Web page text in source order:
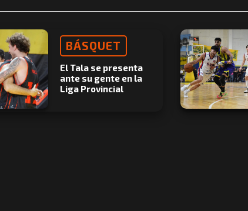
BÁSQUET
El Tala se presenta
ante su gente en la
Liga Provincial